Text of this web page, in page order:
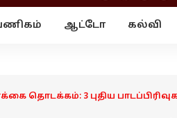
ஆட்டோ கல்வி
தொடக்கம்: 3 புதிய